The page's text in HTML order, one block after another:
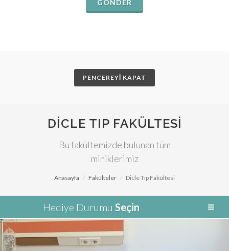
GÖNDER
PENCEREYİ KAPAT
DICLE TIP FAKÜLTESI
Bu fakültemizde bulunan tüm
miniklerimiz
Anasayfa Fakülteler Dicle Tıp Fakültesi
Hediye Durumu Seçin